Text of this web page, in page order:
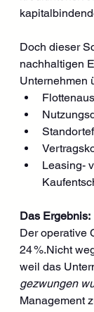
Doch dieser
nachhaltigen
Unternehmen
Leasing-
Das Ergebnis:
Der operative
24 %.Nicht
weil das
gezwungen
Management